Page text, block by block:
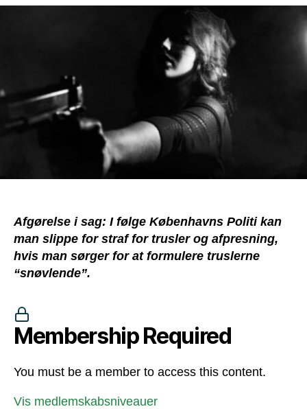
slipper
for
sigtelse
for
trusler
mod
systemkritiker
pga.
“snøvl”
Afgørelse i sag: I følge Københavns Politi kan
man slippe for straf for trusler og afpresning,
hvis man sørger for at formulere truslerne
“snøvlende”.
Membership Required
You must be a member to access this content.
Vis medlemskabsniveauer